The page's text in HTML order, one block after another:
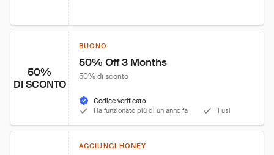
50%
DI SCONTO
BUONO
50% Off 3 Months
50% di sconto
Codice verificato
Ha funzionato più di un anno fa
1 usi
AGGIUNGI HONEY